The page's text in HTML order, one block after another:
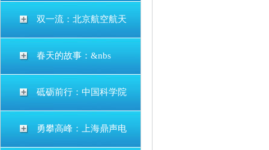
双一流：北京航空航天
春天的故事：&nbs
砥砺前行：中国科学院
勇攀高峰：上海鼎声电